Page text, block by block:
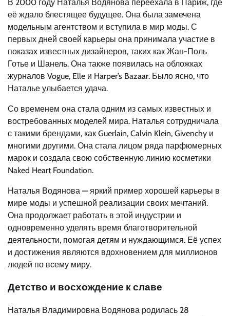
В 2000 году Наталья Водянова переехала в Париж, где
её ждало блестящее будущее. Она была замечена
модельным агентством и вступила в мир моды. С
первых дней своей карьеры она принимала участие в
показах известных дизайнеров, таких как Жан-Поль
Готье и Шанель. Она также появилась на обложках
журналов Vogue, Elle и Harper’s Bazaar. Было ясно, что
Наталье улыбается удача.
Со временем она стала одним из самых известных и
востребованных моделей мира. Наталья сотрудничала
с такими брендами, как Guerlain, Calvin Klein, Givenchy и
многими другими. Она стала лицом ряда парфюмерных
марок и создала свою собственную линию косметики
Naked Heart Foundation.
Наталья Водянова — яркий пример хорошей карьеры в
мире моды и успешной реализации своих мечтаний.
Она продолжает работать в этой индустрии и
одновременно уделять время благотворительной
деятельности, помогая детям и нуждающимся. Её успех
и достижения являются вдохновением для миллионов
людей по всему миру.
Детство и восхождение к славе
Наталья Владимировна Водянова родилась 28